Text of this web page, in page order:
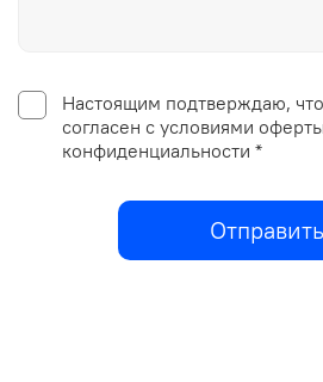
Настоящим подтверждаю,
согласен с условиями
конфиденциальности *
Отправить